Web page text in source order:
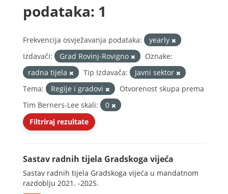
podataka: 1
Frekvencija osvježavanja podataka:
yearly
Izdavači:
Grad Rovinj-Rovigno
Oznake:
radna tijela
Tip Izdavača:
Javni sektor
Tema:
Regije i gradovi
Otvorenost skupa prema
Tim Berners-Lee skali:
0
Filtriraj rezultate
Sastav radnih tijela Gradskoga vijeća
Sastav radnih tijela Gradskoga vijeća u mandatnom
razdoblju 2021. -2025.